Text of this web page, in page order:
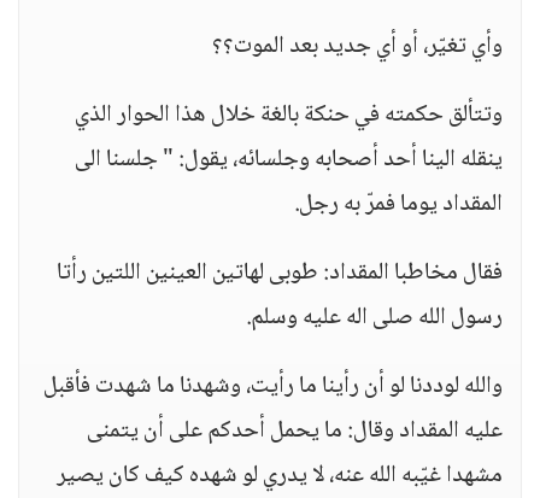
وأي تغيّر، أو أي جديد بعد الموت؟؟
وتتألق حكمته في حنكة بالغة خلال هذا الحوار الذي
ينقله الينا أحد أصحابه وجلسائه، يقول: " جلسنا الى
المقداد يوما فمرّ به رجل.
فقال مخاطبا المقداد: طوبى لهاتين العينين اللتين رأتا
رسول الله صلى اله عليه وسلم.
والله لوددنا لو أن رأينا ما رأيت، وشهدنا ما شهدت فأقبل
عليه المقداد وقال: ما يحمل أحدكم على أن يتمنى
مشهدا غيّبه الله عنه، لا يدري لو شهده كيف كان يصير